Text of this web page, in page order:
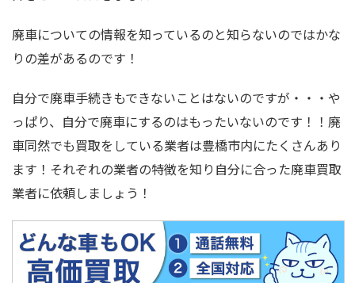
廃車についての情報を知っているのと知らないのではかな
りの差があるのです！
自分で廃車手続きもできないことはないのですが・・・や
っぱり、自分で廃車にするのはもったいないのです！！廃
車同然でも買取をしている業者は豊橋市内にたくさんあり
ます！それぞれの業者の特徴を知り自分に合った廃車買取
業者に依頼しましょう！